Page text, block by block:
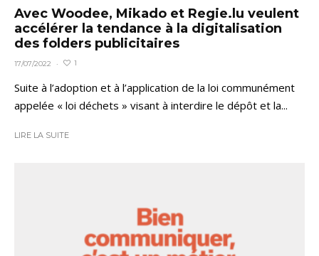
Avec Woodee, Mikado et Regie.lu veulent
accélérer la tendance à la digitalisation
des folders publicitaires
17/07/2022 · 1
Suite à l’adoption et à l’application de la loi communément
appelée « loi déchets » visant à interdire le dépôt et la...
LIRE LA SUITE